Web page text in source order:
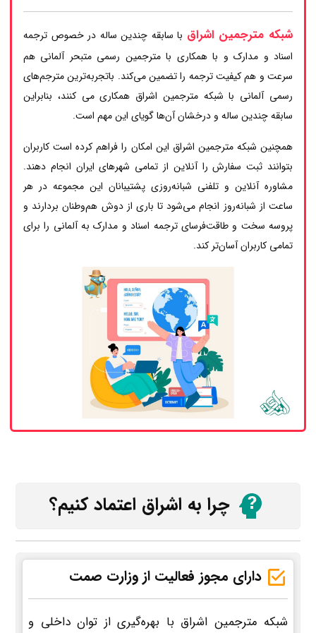
شبکه مترجمین اشراق با سابقه چندین ساله در خصوص ترجمه
اسناد و مدارک و با همکاری با مترجمین رسمی متبحر آلمانی هم
سرعت و هم کیفیت ترجمه را تضمین می‌کند. باتجربه‌ترین مترجم‌های
رسمی آلمانی با شبکه مترجمین اشراق همکاری می کنند، بنابراین
سابقه چندین ساله و درخشان آن‌ها گویای این مهم است.
همچنین شبکه مترجمین اشراق این امکان را فراهم کرده است کاربران
بتوانند ثبت سفارش را آنلاین از تمامی شهرهای ایران انجام دهند.
مشاوره آنلاین و تلفنی شبانه‌روزی پشتیبانان این مجموعه در هر
ساعت از شبانه‌روز انجام می‌شود تا باری از دوش هم‌وطنان بردارند و
پروسه سخت و طاقت‌فرسای ترجمه اسناد و مدارک به آلمانی را برای
تمامی کاربران آسان‌تر کند.
چرا به اشراق اعتماد کنیم؟
دارای مجوز فعالیت از وزارت صمت
شبکه مترجمین اشراق با بهره‌گیری از توان داخلی و